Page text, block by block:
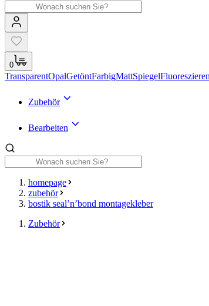
0
TransparentOpalGetöntFarbigMattSpiegel
Zubehör
Bearbeiten
homepage
zubehör
bostik seal’n’bond montagekleber
Zubehör